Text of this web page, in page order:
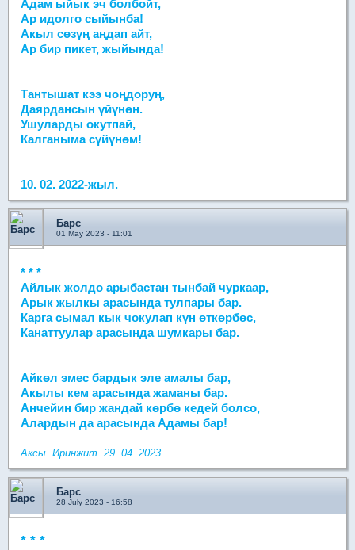
Адам ыйык эч болбойт,
Ар идолго сыйынба!
Акыл сөзүң аңдап айт,
Ар бир пикет, жыйында!
Тантышат кээ чоңдоруң,
Даярдансын үйүнөн.
Ушуларды окутпай,
Калганыма сүйүнөм!
10. 02. 2022-жыл.
Барс
01 May 2023 - 11:01
* * *
Айлык жолдо арыбастан тынбай чуркаар,
Арык жылкы арасында тулпары бар.
Карга сымал кык чокулап күн өткөрбөс,
Канаттуулар арасында шумкары бар.
Айкөл эмес бардык эле амалы бар,
Акылы кем арасында жаманы бар.
Анчейин бир жандай көрбө кедей болсо,
Алардын да арасында Адамы бар!
Аксы. Иринжит. 29. 04. 2023.
Барс
28 July 2023 - 16:58
* * *